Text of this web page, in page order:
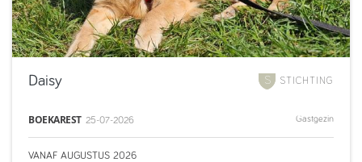
STICHTING
Daisy
BOEKAREST 25-07-2026 Gastgezin
VANAF AUGUSTUS 2026